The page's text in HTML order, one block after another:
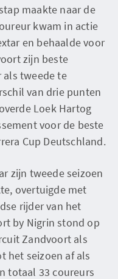
maakte naar de
kwam in actie
en behaalde voor
zijn beste
als tweede te
van drie punten
Loek Hartog
voor de beste
Cup Deutschland.
zijn tweede seizoen
overtuigde met
rijder van het
by Nigrin stond op
Zandvoort als
het seizoen af als
totaal 33 coureurs